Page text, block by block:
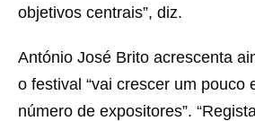
objetivos centrais”, diz.
António José Brito acrescenta
o festival “vai crescer um pouco
número de expositores”.